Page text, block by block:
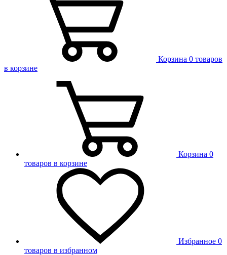
Корзина 0 товаров
в корзине
Корзина 0
товаров в корзине
Избранное 0
товаров в избранном